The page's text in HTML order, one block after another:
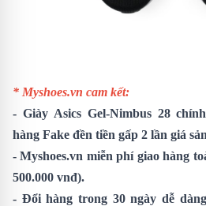
* Myshoes.vn cam kết:
- Giày Asics Gel-Nimbus 28chính
hàng Fake đền tiền gấp 2 lần giá
- Myshoes.vn miễn phí giao hàng
500.000 vnđ).
- Đổi hàng trong 30 ngày dễ